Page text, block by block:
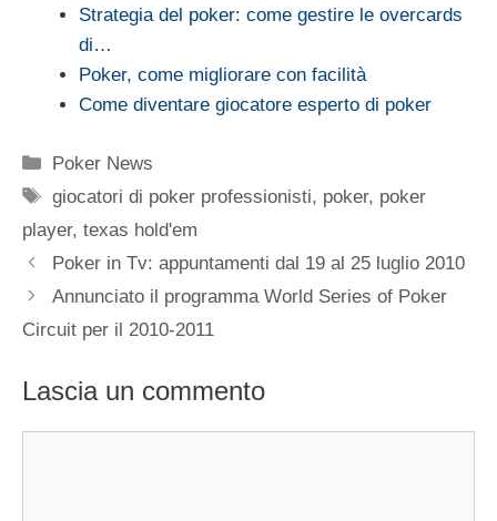
Strategia del poker: come gestire le overcards
di…
Poker, come migliorare con facilità
Come diventare giocatore esperto di poker
Categorie
Poker News
Tag
giocatori di poker professionisti, poker, poker
player, texas hold'em
Poker in Tv: appuntamenti dal 19 al 25 luglio 2010
Annunciato il programma World Series of Poker
Circuit per il 2010-2011
Lascia un commento